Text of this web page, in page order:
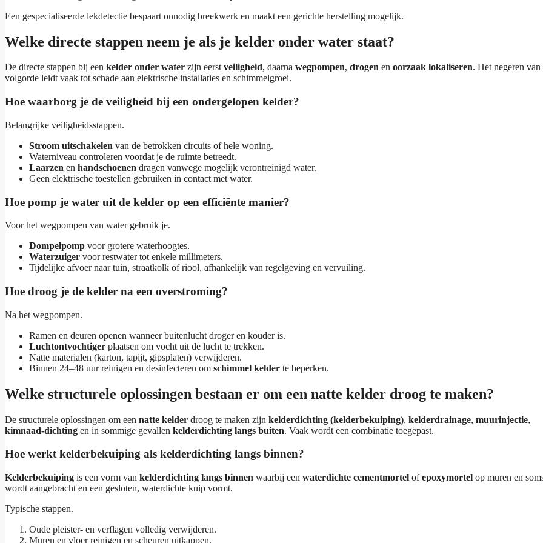
Een gespecialiseerde lekdetectie bespaart onnodig breekwerk en maakt een gerichte herstelling mogelijk.
Welke directe stappen neem je als je kelder onder water staat?
De directe stappen bij een kelder onder water zijn eerstveiligheid, daarna wegpompen, drogen en oorzaak lokaliseren. Het negeren van
volgorde leidt vaak tot schade aan elektrische installaties en schimmelgroei.
Hoe waarborg je de veiligheid bij een ondergelopen kelder?
Belangrijke veiligheidsstappen.
Stroom uitschakelen van de betrokken circuits of hele woning.
Waterniveau controleren voordat je de ruimte betreedt.
Laarzen en handschoenen dragen vanwege mogelijk verontreinigd water.
Geen elektrische toestellen gebruiken in contact met water.
Hoe pomp je water uit de kelder op een efficiënte manier?
Voor het wegpompen van water gebruik je.
Dompelpomp voor grotere waterhoogtes.
Waterzuiger voor restwater tot enkele millimeters.
Tijdelijke afvoer naar tuin, straatkolk of riool, afhankelijk van regelgeving en vervuiling.
Hoe droog je de kelder na een overstroming?
Na het wegpompen.
Ramen en deuren openen wanneer buitenlucht droger en kouder is.
Luchtontvochtiger plaatsen om vocht uit de lucht te trekken.
Natte materialen (karton, tapijt, gipsplaten) verwijderen.
Binnen 24–48 uur reinigen en desinfecteren om schimmel kelder te beperken.
Welke structurele oplossingen bestaan er om een natte kelder droog te maken?
De structurele oplossingen om een natte kelder droog te maken zijn kelderdichting (kelderbekuiping), kelderdrainage, muurinjectie,
kimnaad-dichting en in sommige gevallen kelderdichting langs buiten. Vaak wordt een combinatie toegepast.
Hoe werkt kelderbekuiping als kelderdichting langs binnen?
Kelderbekuiping is een vorm van kelderdichting langs binnen waarbij een waterdichte cementmortel ofepoxymortel op muren en
wordt aangebracht en een gesloten, waterdichte kuip vormt.
Typische stappen.
Oude pleister- en verflagen volledig verwijderen.
Muren en vloer reinigen en scheuren uitkappen.